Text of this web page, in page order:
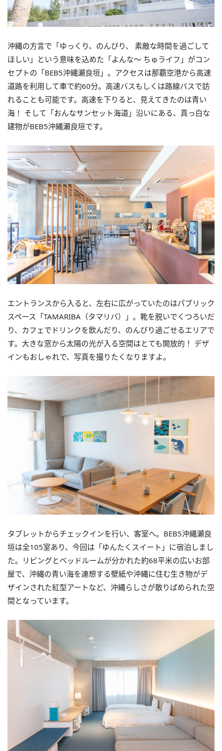
沖縄の方言で「ゆっくり、のんびり、 素敵な時間を過ごして
ほしい」という意味を込めた「よんな～ ちゅライフ」がコン
セプトの「BEB5沖縄瀬良垣」。アクセスは那覇空港から高速
道路を利用して車で約60分。高速バスもしくは路線バスで訪
れることも可能です。高速を下りると、見えてきたのは青い
海！ そして「おんなサンセット海道」沿いにある、真っ白な
建物がBEB5沖縄瀬良垣です。
エントランスから入ると、左右に広がっていたのはパブリック
スペース「TAMARIBA（タマリバ）」。靴を脱いでくつろいだ
り、カフェでドリンクを飲んだり、のんびり過ごせるエリアで
す。大きな窓から太陽の光が入る空間はとても開放的！ デザ
インもおしゃれで、写真を撮りたくなりますよ。
タブレットからチェックインを行い、客室へ。BEB5沖縄瀬良
垣は全105室あり、今回は「ゆんたくスイート」に宿泊しまし
た。リビングとベッドルームが分かれた約68平米の広いお部
屋で、沖縄の青い海を連想する壁紙や沖縄に住む生き物がデ
ザインされた紅型アートなど、沖縄らしさが散りばめられた空
間となっています。